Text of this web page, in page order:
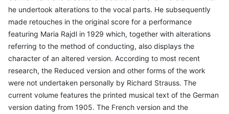
he undertook alterations to the vocal parts. He subsequently
made retouches in the original score for a performance
featuring Maria Rajdl in 1929 which, together with alterations
referring to the method of conducting, also displays the
character of an altered version. According to most recent
research, the Reduced version and other forms of the work
were not undertaken personally by Richard Strauss. The
current volume features the printed musical text of the German
version dating from 1905. The French version and the